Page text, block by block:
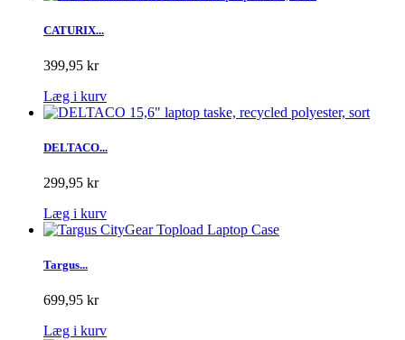
CATURIX...
399,95 kr
Læg i kurv
DELTACO...
299,95 kr
Læg i kurv
Targus...
699,95 kr
Læg i kurv